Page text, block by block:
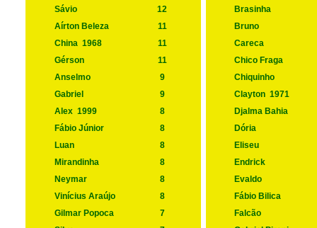
Sávio
12
Brasinha
Aírton Beleza
11
Bruno
China 1968 11
Careca
Gérson
11
Chico Fraga
Anselmo
9
Chiquinho
Gabriel
9 Clayton 1971
Alex 1999 8
Djalma Bahia
Fábio Júnior
8
Dória
Luan
8
Eliseu
Mirandinha
8
Endrick
Neymar
8
Evaldo
Vinícius Araújo
8
Fábio Bilica
Gilmar Popoca
7
Falcão